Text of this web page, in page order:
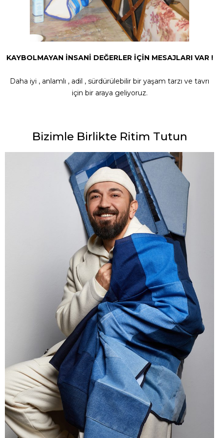
KAYBOLMAYAN İNSANİ DEĞERLER İÇİN MESAJLARI VAR !
Daha iyi , anlamlı , adil , sürdürülebilir bir yaşam tarzı ve tavrı
için bir araya geliyoruz.
Bizimle Birlikte Ritim Tutun